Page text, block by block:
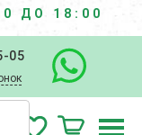
ДО 18:00
05